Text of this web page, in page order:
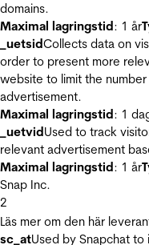
domains.
Maximal lagringstid: 1 år
_uetsidCollects data on
order to present more
website to limit the
advertisement.
Maximal lagringstid: 1
_uetvidUsed to track
relevant advertisement
Maximal lagringstid: 1 år
Snap Inc.
2
Läs mer om den här
sc_atUsed by Snapchat